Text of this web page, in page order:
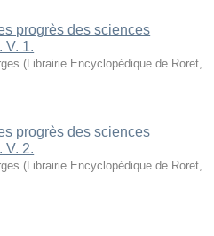
progrès des sciences
V. 1.
( Librairie Encyclopédique de Roret
progrès des sciences
V. 2.
( Librairie Encyclopédique de Roret